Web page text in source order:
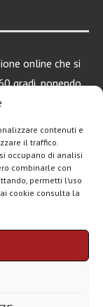
contenuti e
il traffico.
occupano di analisi
combinarle con
permetti l’uso
cookie consulta la
online che si
gradi, ponendo
Apple e
policy
viene aggiornato